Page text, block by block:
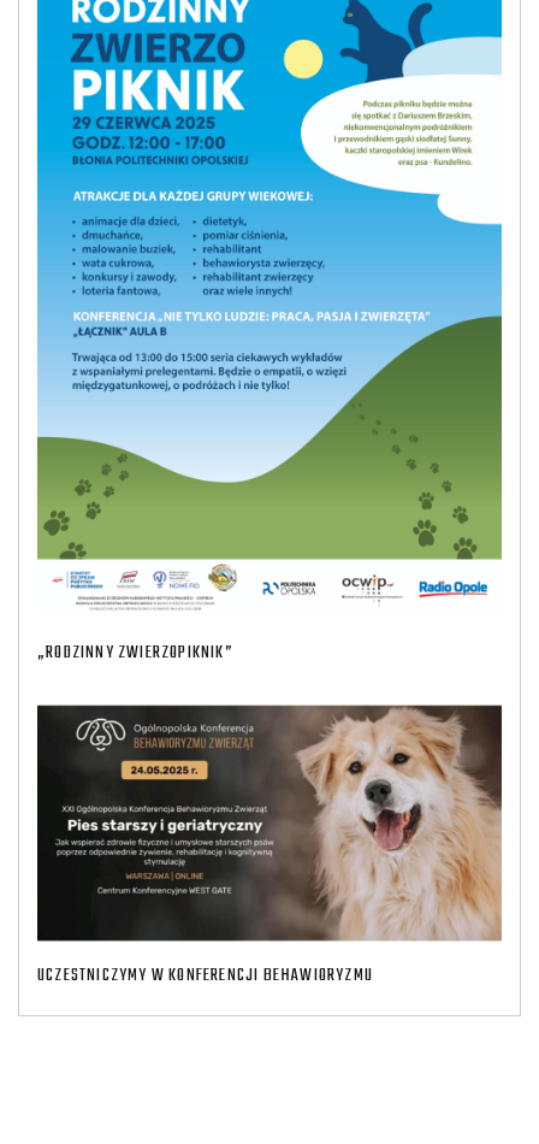
„RODZINNY ZWIERZOPIKNIK”
UCZESTNICZYMY W KONFERENCJI BEHAWIORYZMU